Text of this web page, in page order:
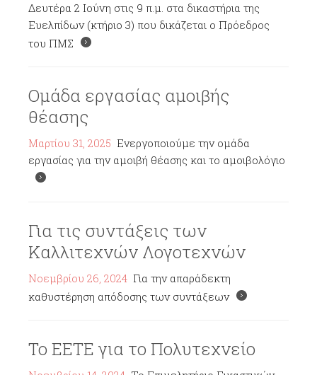
Δευτέρα 2 Ιούνη στις 9 π.μ. στα δικαστήρια της
Ευελπίδων (κτήριο 3) που δικάζεται ο Πρόεδρος
του ΠΜΣ
Ομάδα εργασίας αμοιβής
θέασης
Μαρτίου 31, 2025 Ενεργοποιούμε την ομάδα
εργασίας για την αμοιβή θέασης και το αμοιβολόγιο
Για τις συντάξεις των
Καλλιτεχνών Λογοτεχνών
Νοεμβρίου 26, 2024 Για την απαράδεκτη
καθυστέρηση απόδοσης των συντάξεων
Το ΕΕΤΕ για το Πολυτεχνείο